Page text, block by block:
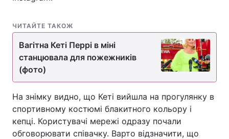
ЧИТАЙТЕ ТАКОЖ
Вагітна Кеті Перрі в міні
станцювала для пожежників
(фото)
На знімку видно, що Кеті вийшла на прогулянку в
спортивному костюмі блакитного кольору і
кепці. Користувачі мережі одразу почали
обговорювати співачку. Варто відзначити, що